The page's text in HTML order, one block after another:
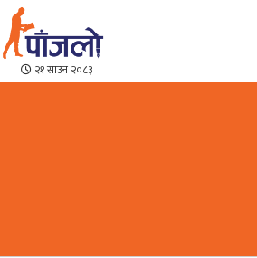
Paajalo News
We are from Far West Nepal
२१ साउन २०८३